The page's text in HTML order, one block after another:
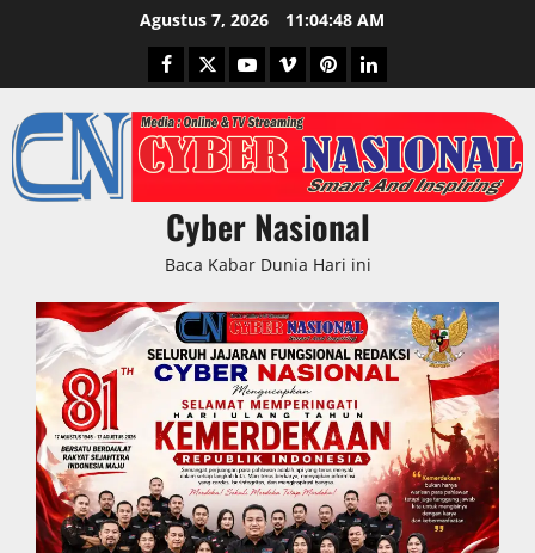
Agustus 7, 2026 11:04:49 AM
Facebook
TwitterYoutubeVimeoPinterestLinkedIn
Cyber Nasional
Baca Kabar Dunia Hari ini